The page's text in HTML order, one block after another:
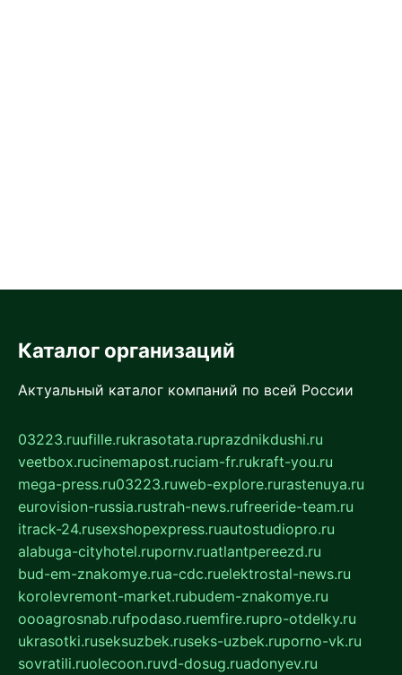
Каталог организаций
Актуальный каталог компаний по всей России
03223.ruufille.rukrasotata.ruprazdnikdushi.ru
veetbox.rucinemapost.ruciam-fr.rukraft-you.ru
mega-press.ru03223.ruweb-explore.rurastenuya.ru
eurovision-russia.rustrah-news.rufreeride-team.ru
itrack-24.rusexshopexpress.ruautostudiopro.ru
alabuga-cityhotel.rupornv.ruatlantpereezd.ru
bud-em-znakomye.rua-cdc.ruelektrostal-news.ru
korolevremont-market.rubudem-znakomye.ru
oooagrosnab.rufpodaso.ruemfire.rupro-otdelky.ru
ukrasotki.ruseksuzbek.ruseks-uzbek.ruporno-vk.ru
sovratili.ruolecoon.ruvd-dosug.ruadonyev.ru